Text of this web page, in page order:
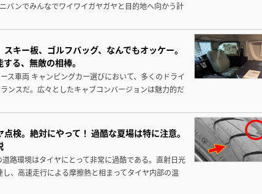
バンでみんなでワイワイガヤガヤと目的地へ向かう計
キー板、ゴルフバッグ、なんでもオッケー。
る、無敵の相棒。
ス車両 キャンピングカー選びにおいて、多くのドライ
ンスだ。広々としたキャブコンバージョンは魅力的だ
検。絶対にやって！ 過酷な夏場は特に注意。
路環境はタイヤにとって非常に過酷である。直射日光
、高速走行による摩擦熱と相まってタイヤ内部の温